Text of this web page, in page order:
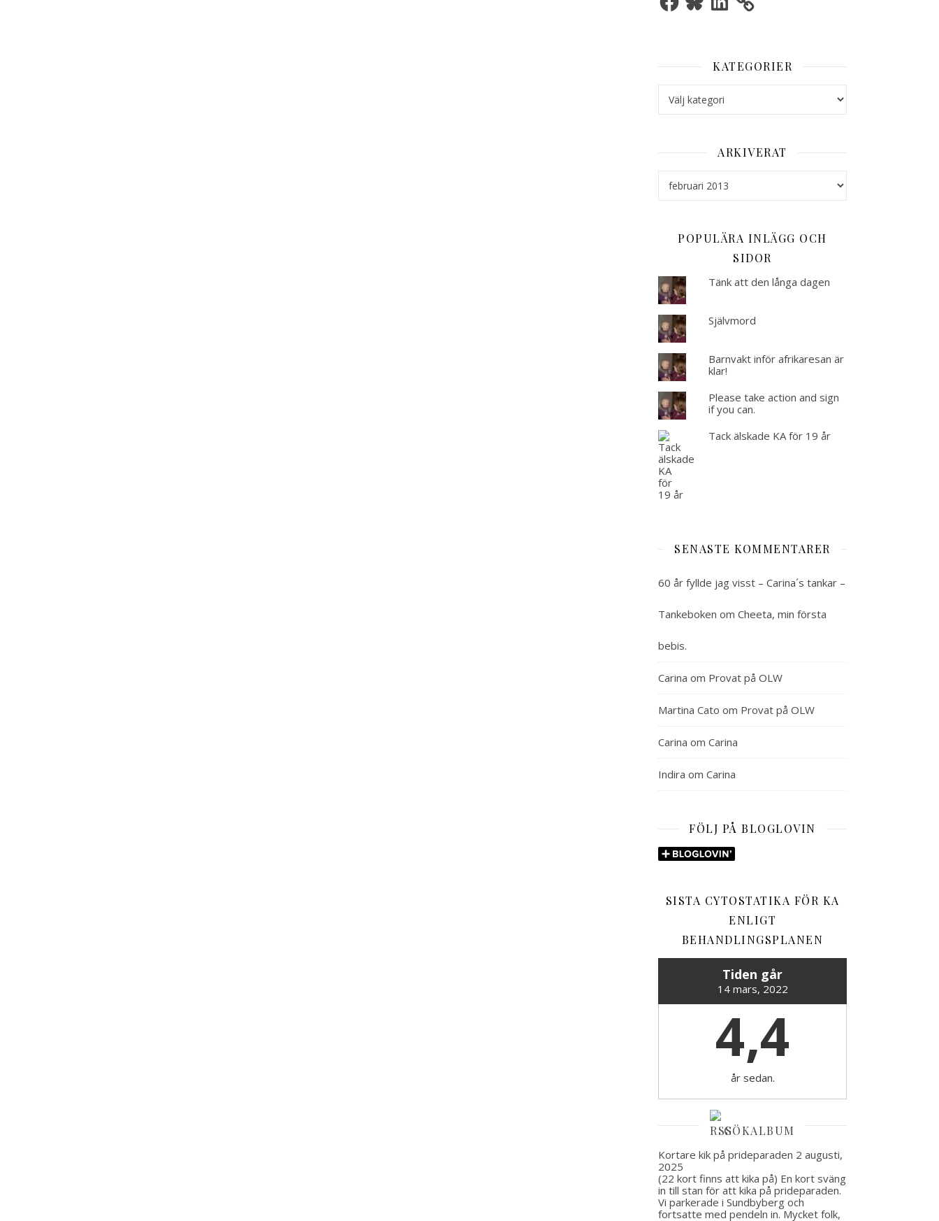
KATEGORIER
ARKIVERAT
POPULÄRA INLÄGG OCH
SIDOR
Tänk att den långa dagen
Självmord
Barnvakt inför afrikaresan är
klar!
Please take action and sign
if you can.
Tack älskade KA för 19 år
SENASTE KOMMENTARER
60 år fyllde jag visst – Carina´s tankar –
Tankeboken om Cheeta, min första
bebis.
Carina om Provat på OLW
Martina Cato om Provat på OLW
Carina om Carina
Indira om Carina
FÖLJ PÅ BLOGLOVIN
SISTA CYTOSTATIKA FÖR KA
ENLIGT
BEHANDLINGSPLANEN
Tiden går
14 mars, 2022
4,4
år sedan.
GÖKALBUM
Kortare kik på prideparaden 2 augusti,
2025
(22 kort finns att kika på) En kort sväng
in till stan för att kika på prideparaden.
Vi parkerade i Sundbyberg och
fortsatte med pendeln in. Mycket folk,